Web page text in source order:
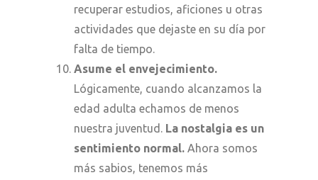
recuperar estudios, aficiones u otras
actividades que dejaste en su día por
falta de tiempo.
Asume el envejecimiento.
Lógicamente, cuando alcanzamos la
edad adulta echamos de menos
nuestra juventud. La nostalgia es un
sentimiento normal. Ahora somos
más sabios, tenemos más